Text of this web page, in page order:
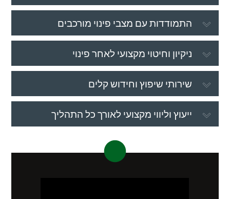
התמודדות עם מצבי פינוי מורכבים
ניקיון וחיטוי מקצועי לאחר פינוי
שירותי שיפוץ וחידוש קלים
ייעוץ וליווי מקצועי לאורך כל התהליך